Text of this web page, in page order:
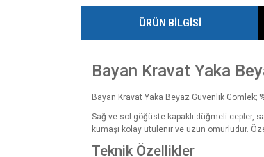
ÜRÜN BİLGİSİ
Bayan Kravat Yaka
Bayan Kravat Yaka Beyaz Güvenlik
Sağ ve sol göğüste kapaklı düğmeli cepler,
kumaşı kolay ütülenir ve uzun ömürlüdür.
Teknik Özellikler